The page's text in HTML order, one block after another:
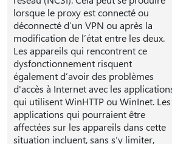
lorsque le proxy est connecté ou
déconnecté d’un VPN ou après la
modification de l’état entre les deux.
Les appareils qui rencontrent ce
dysfonctionnement risquent
également d’avoir des problèmes
d'accès à Internet avec les
qui utilisent WinHTTP ou WinInet. Les
applications qui pourraient être
affectées sur les appareils dans cette
situation incluent, sans s’y limiter,